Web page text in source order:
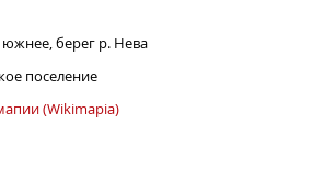
берег р. Нева
поселение
(Wikimapia)